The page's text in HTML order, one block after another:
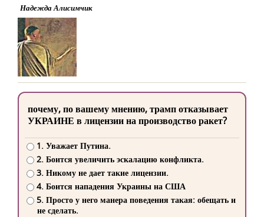
Надежда Алисимчик
почему, по вашему мнению, трамп отказывает
УКРАИНЕ в лицензии на производство ракет?
1. Уважает Путина.
2. Боится увеличить эскалацию конфликта.
3. Никому не дает такие лицензии.
4. Боится нападения Украины на США
5. Просто у него манера поведения такая: обещать и
не сделать.